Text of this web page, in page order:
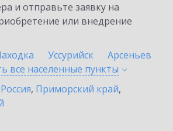
и отправьте заявку на
или внедрение
Уссурийск
Арсеньев
все населенные пункты
Россия, Приморский край,